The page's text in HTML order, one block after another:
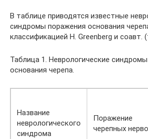
В таблице приводятся известные
синдромы поражения основания
классификацией H. Greenberg и соавт.
Таблица 1. Неврологические
основания черепа.
Название
неврологического
синдрома
Поражение
черепных